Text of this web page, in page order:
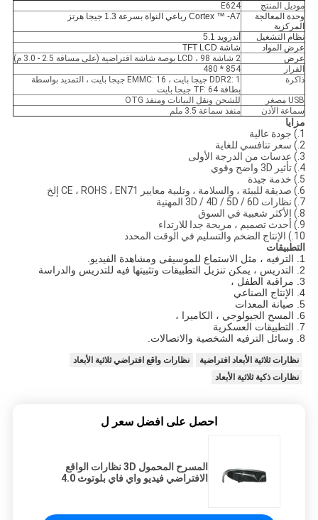
موديل المنتج
E624
وحدة المعالجة
المركزية
Cortex ™ -A7 رباعي النواة بسرعة 1.3 جيجا هرتز
نظام التشغيل
أندرويد 5.1
عرض المواد
شاشة TFT LCD
عرض
2 شاشة LCD ، 98 بوصة شاشة افتراضية (على مسافة 2.5 - 3.0 م)
القرار
854 * 480
ذاكرة
DDR2: 1 جيجا بايت ، EMMC: 16 جيجا بايت ، التمديد بواسطة
بطاقة TF: 64 جيجا بايت
USB مصغر
للشحن ونقل البيانات ومنفذ OTG
سماعة الأذن
منفذ سماعة 3.5 ملم
مزايا
1.) جودة عالية
2.) سعر تنافسي للغاية
3.) عدسات من الدرجة الأولى
4.) تأثير 3D واضح وقوي
5.) خدمة جيدة
6.) صديقة للبيئة ، والسلامة ، وتلبية معايير CE ، ROHS ، EN71 إلخ
7.) نظارات 3D / 4D / 5D / 6D المهنية
8.) الأكثر شعبية في السوق
9.) أحدث تصميم ، مريحة جدا للارتداء
10.) الإنتاج الضخم والتسليم في الوقت المحدد
التطبيقات
1. الترفيه ، مثل الاستماع للموسيقى ومشاهدة الفيديو.
2. التدريس ، يمكن تنزيل التطبيقات وتثبيتها فيه للتدريس والدراسة
3. مراقبة الطفل ،
4. الإنتاج الصناعي
5. صيانة المعدات
6. المسح الجيولوجي ، الكاميرا ،
7. التطبيقات العسكرية
8. وسائل الترفيه الشخصية والاتصالات.
نظارات ثلاثية الأبعاد افتراضية
نظارات واقع افتراضي ثلاثية الأبعاد
نظارات ذكية ثلاثية الأبعاد
احصل على افضل سعر ل
المسرح المحمول 3D نظارات الواقع
الافتراضي فيديو واي فاي بلوتوث 4.0